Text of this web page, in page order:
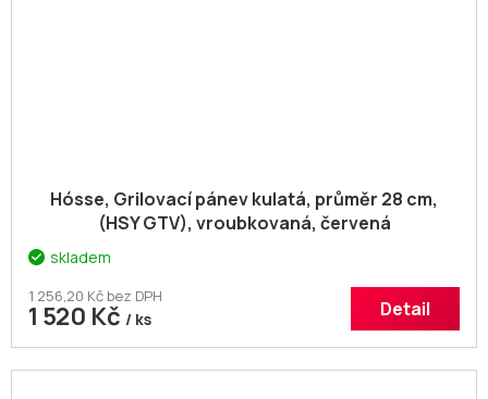
Hósse, Grilovací pánev kulatá, průměr 28 cm,
(HSY GTV), vroubkovaná, červená
skladem
1 256,20 Kč bez DPH
1 520 Kč / ks Detail